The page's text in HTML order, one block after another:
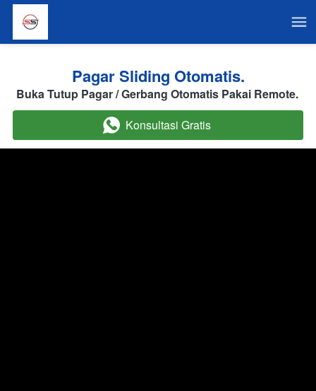
Pagar Sliding Otomatis.
Buka Tutup Pagar / Gerbang Otomatis Pakai Remote.
` Konsultasi Gratis